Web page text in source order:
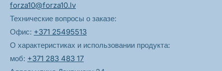
forza10@forza10.lv
Технические вопросы о заказе:
Офис: +371 25495513
О характеристиках и использовании продукта:
моб: +371 283 483 17